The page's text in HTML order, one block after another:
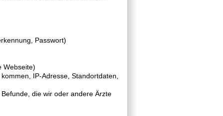
Passwort)
Webseite)
IP-Adresse, Standortdaten,
die wir oder andere Ärzte